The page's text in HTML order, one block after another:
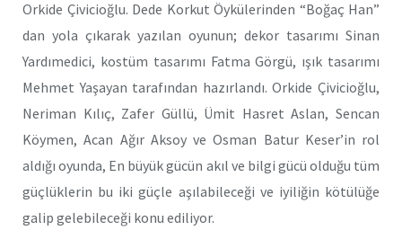
Orkide Çivicioğlu. Dede Korkut Öykülerinden “Boğaç Han”
dan yola çıkarak yazılan oyunun; dekor tasarımı Sinan
Yardımedici, kostüm tasarımı Fatma Görgü, ışık tasarımı
Mehmet Yaşayan tarafından hazırlandı. Orkide Çivicioğlu,
Neriman Kılıç, Zafer Güllü, Ümit Hasret Aslan, Sencan
Köymen, Acan Ağır Aksoy ve Osman Batur Keser’in rol
aldığı oyunda, En büyük gücün akıl ve bilgi gücü olduğu tüm
güçlüklerin bu iki güçle aşılabileceği ve iyiliğin kötülüğe
galip gelebileceği konu ediliyor.